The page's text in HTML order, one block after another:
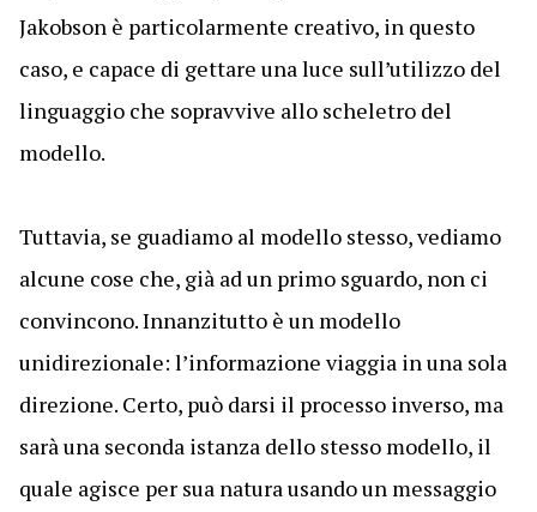
Jakobson è particolarmente creativo, in questo
caso, e capace di gettare una luce sull’utilizzo del
linguaggio che sopravvive allo scheletro del
modello.
Tuttavia, se guadiamo al modello stesso, vediamo
alcune cose che, già ad un primo sguardo, non ci
convincono. Innanzitutto è un modello
unidirezionale: l’informazione viaggia in una sola
direzione. Certo, può darsi il processo inverso, ma
sarà una seconda istanza dello stesso modello, il
quale agisce per sua natura usando un messaggio